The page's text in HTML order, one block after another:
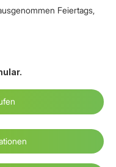
Feiertags,
.